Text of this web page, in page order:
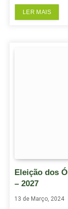
LER MAIS
Eleição dos
– 2027
13 de Março, 2024